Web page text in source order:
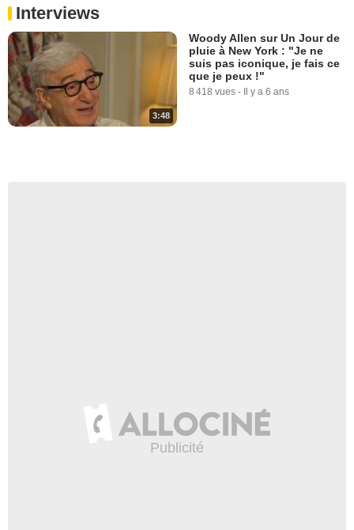
Interviews
3:48
Woody Allen sur Un Jour de
pluie à New York : "Je ne
suis pas iconique, je fais ce
que je peux !"
8 418 vues - Il y a 6 ans